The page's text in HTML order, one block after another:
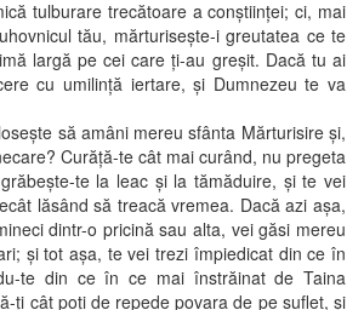
tulburare trecătoare a conştiinţei; ci, mai
tău, mărturiseşte-i greutatea ce te
largă pe cei care ţi-au greşit. Dacă tu ai
cu umilinţă iertare, şi Dumnezeu te va
să amâni mereu sfânta Mărturisire şi,
Curăţă-te cât mai curând, nu pregeta
te la leac şi la tămăduire, şi te vei
lăsând să treacă vremea. Dacă azi aşa,
dintr-o pricină sau alta, vei găsi mereu
şi tot aşa, te vei trezi împiedicat din ce în
te din ce în ce mai înstrăinat de Taina
ţi cât poţi de repede povara de pe suflet, şi